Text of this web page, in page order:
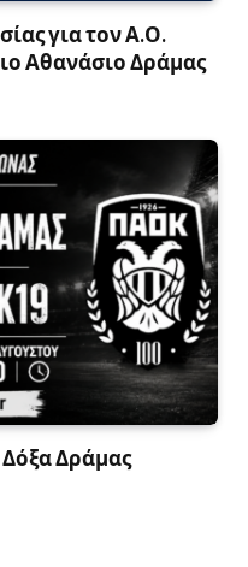
για τον Α.Ο.
Αθανάσιο Δράμας
Δράμας